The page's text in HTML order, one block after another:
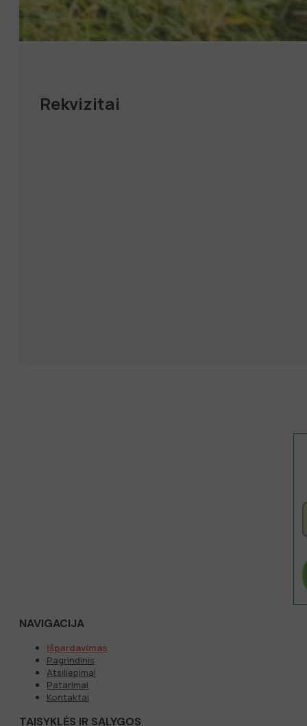
Rekvizitai
NAVIGACIJA
Išpardavimas
Pagrindinis
Atsiliepimai
Patarimai
Kontaktai
TAISYKLĖS IR SĄLYGOS